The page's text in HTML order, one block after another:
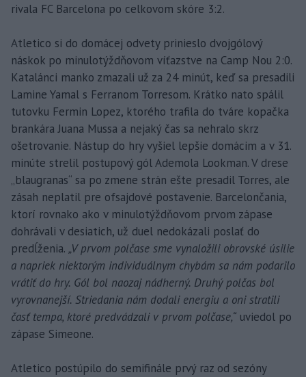
rivala FC Barcelona po celkovom skóre 3:2.
Atletico si do domácej odvety prinieslo dvojgólový
náskok po minulotýždňovom víťazstve na Camp Nou 2:0.
Katalánci manko zmazali už za 24 minút, keď sa presadili
Lamine Yamal s Ferranom Torresom. Krátko nato spálil
tutovku Fermin Lopez, ktorého trafila do tváre kopačka
brankára Juana Mussa a nejaký čas sa nehralo skrz
ošetrovanie. Nástup do hry vyšiel lepšie domácim a v 31.
minúte strelil postupový gól Ademola Lookman. V drese
„blaugranas“ sa po zmene strán ešte presadil Torres, ale
zásah neplatil pre ofsajdové postavenie. Barcelončania,
ktorí rovnako ako v minulotýždňovom prvom zápase
dohrávali v desiatich, už duel nedokázali poslať do
predĺženia. „V prvom polčase sme vynaložili obrovské úsilie
a napriek niektorým individuálnym chybám sa nám podarilo
vrátiť do hry. Gól bol naozaj nádherný. Druhý polčas bol
vyrovnanejší. Striedania nám dodali energiu a oni stratili
časť tempa, ktoré predvádzali v prvom polčase,“ uviedol po
zápase Simeone.
Atletico postúpilo do semifinále prvý raz od sezóny